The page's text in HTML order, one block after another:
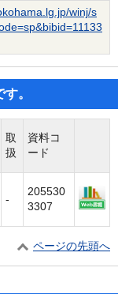
winj/s
。
取
扱
資料コ
ード
-
205530
3307
ページの先頭へ